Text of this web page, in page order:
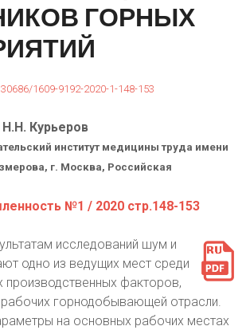
ГОРНЫХ
1609-9192-2020-1-148-153
Курьеров
институт медицины труда имени
г. Москва, Российская
№1 / 2020 стр.148-153
исследований шум и
одно из ведущих мест среди
производственных факторов,
горнодобывающей отрасли.
на основных рабочих местах